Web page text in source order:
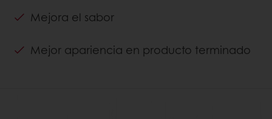
Mejora el sabor
Mejor apariencia en producto terminado